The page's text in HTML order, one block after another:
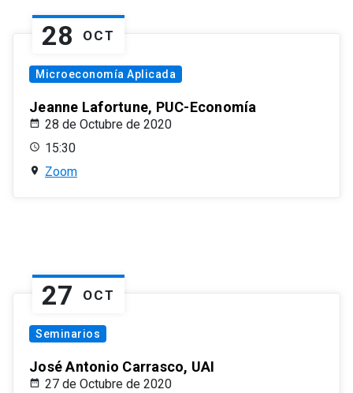
28 OCT
Microeconomía Aplicada
Jeanne Lafortune, PUC-Economía
28 de Octubre de 2020
15:30
Zoom
27 OCT
Seminarios
José Antonio Carrasco, UAI
27 de Octubre de 2020